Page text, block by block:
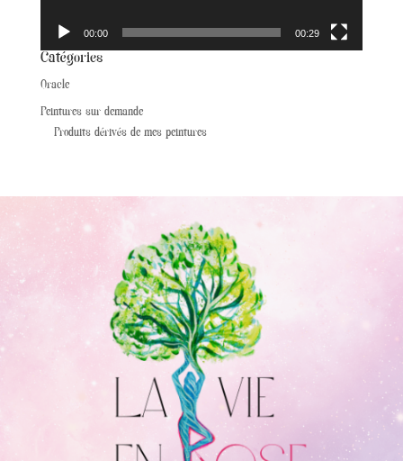
00:00 00:29
Catégories
Oracle
Peintures sur demande
Produits dérivés de mes peintures